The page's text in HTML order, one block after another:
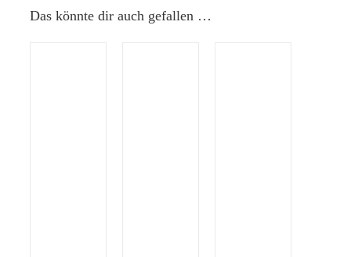
Das könnte dir auch gefallen …